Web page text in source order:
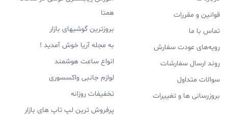
قوانین و مقررات
تماس با ما
رویه‌های عودت سفارش
روند ارسال سفارشات
سوالات متداول
بروزرسانی ها و تغییرات
همتا
بروزترین گوشیهای بازار
به مجله آریا خوش آمدید !
انواع ساعت هوشمند
لوازم جانبی واکسسوری
تخفیفات روزانه
پرفروش ترین لپ تاپ های بازار